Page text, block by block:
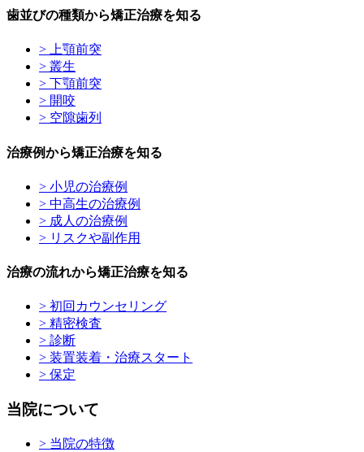
歯並びの種類から矯正治療を知る
> 上顎前突
> 叢生
> 下顎前突
> 開咬
> 空隙歯列
治療例から矯正治療を知る
> 小児の治療例
> 中高生の治療例
> 成人の治療例
> リスクや副作用
治療の流れから矯正治療を知る
> 初回カウンセリング
> 精密検査
> 診断
> 装置装着・治療スタート
> 保定
当院について
> 当院の特徴